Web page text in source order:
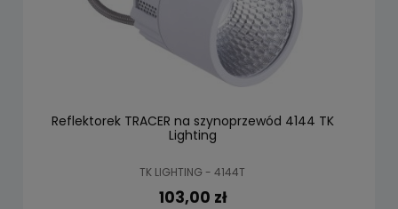
Reflektorek TRACER na szynoprzewód 4144 TK
Lighting
TK LIGHTING - 4144T
103,00 zł